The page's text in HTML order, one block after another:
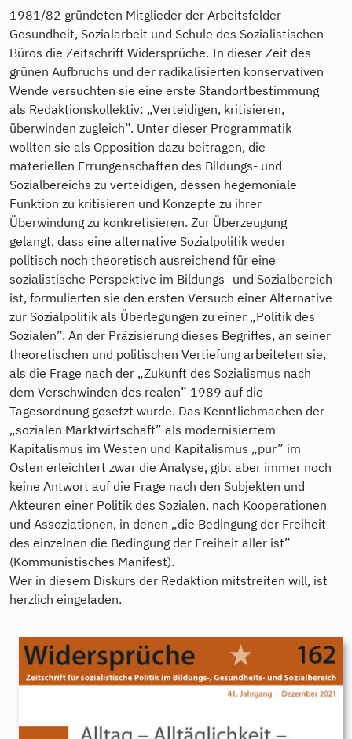
1981/82 gründeten Mitglieder der Arbeitsfelder
Gesundheit, Sozialarbeit und Schule des Sozialistischen
Büros die Zeitschrift Widersprüche. In dieser Zeit des
grünen Aufbruchs und der radikalisierten konservativen
Wende versuchten sie eine erste Standortbestimmung
als Redaktionskollektiv: „Verteidigen, kritisieren,
überwinden zugleich”. Unter dieser Programmatik
wollten sie als Opposition dazu beitragen, die
materiellen Errungenschaften des Bildungs- und
Sozialbereichs zu verteidigen, dessen hegemoniale
Funktion zu kritisieren und Konzepte zu ihrer
Überwindung zu konkretisieren. Zur Überzeugung
gelangt, dass eine alternative Sozialpolitik weder
politisch noch theoretisch ausreichend für eine
sozialistische Perspektive im Bildungs- und Sozialbereich
ist, formulierten sie den ersten Versuch einer Alternative
zur Sozialpolitik als Überlegungen zu einer „Politik des
Sozialen”. An der Präzisierung dieses Begriffes, an seiner
theoretischen und politischen Vertiefung arbeiteten sie,
als die Frage nach der „Zukunft des Sozialismus nach
dem Verschwinden des realen” 1989 auf die
Tagesordnung gesetzt wurde. Das Kenntlichmachen der
„sozialen Marktwirtschaft” als modernisiertem
Kapitalismus im Westen und Kapitalismus „pur” im
Osten erleichtert zwar die Analyse, gibt aber immer noch
keine Antwort auf die Frage nach den Subjekten und
Akteuren einer Politik des Sozialen, nach Kooperationen
und Assoziationen, in denen „die Bedingung der Freiheit
des einzelnen die Bedingung der Freiheit aller ist”
(Kommunistisches Manifest).
Wer in diesem Diskurs der Redaktion mitstreiten will, ist
herzlich eingeladen.
9783896910325.jpeg